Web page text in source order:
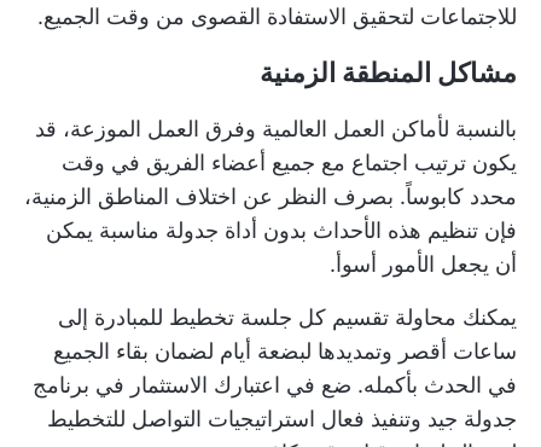
للاجتماعات لتحقيق الاستفادة القصوى من وقت الجميع.
مشاكل المنطقة الزمنية
بالنسبة لأماكن العمل العالمية وفرق العمل الموزعة، قد
يكون ترتيب اجتماع مع جميع أعضاء الفريق في وقت
محدد كابوساً. بصرف النظر عن اختلاف المناطق الزمنية،
فإن تنظيم هذه الأحداث بدون أداة جدولة مناسبة يمكن
أن يجعل الأمور أسوأ.
يمكنك محاولة تقسيم كل جلسة تخطيط للمبادرة إلى
ساعات أقصر وتمديدها لبضعة أيام لضمان بقاء الجميع
في الحدث بأكمله. ضع في اعتبارك الاستثمار في برنامج
جدولة جيد وتنفيذ فعال استراتيجيات التواصل للتخطيط